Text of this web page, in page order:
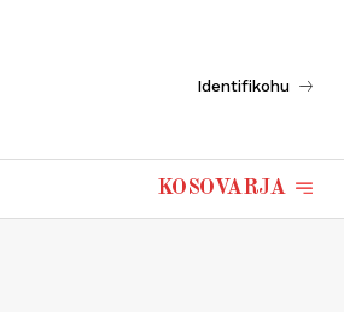
Identifikohu
KOSOVARJA